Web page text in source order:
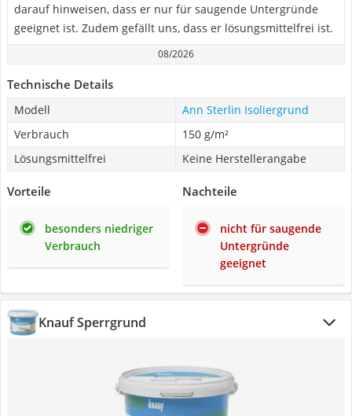
darauf hinweisen, dass er nur für saugende Untergründe
geeignet ist. Zudem gefällt uns, dass er lösungsmittelfrei ist.
08/2026
Technische Details
Modell
Ann Sterlin Isoliergrund
Verbrauch
150 g/m²
Lösungsmittelfrei
Keine Herstellerangabe
Vorteile
besonders niedriger
Verbrauch
Nachteile
nicht für saugende
Untergründe
geeignet
Knauf Sperrgrund